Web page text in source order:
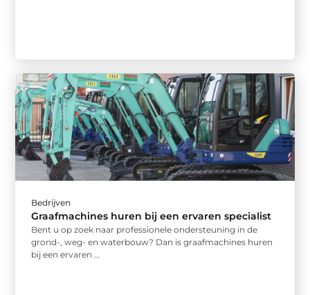
Bedrijven
Graafmachines huren bij een ervaren specialist
Bent u op zoek naar professionele ondersteuning in de
grond-, weg- en waterbouw? Dan is graafmachines huren
bij een ervaren ...